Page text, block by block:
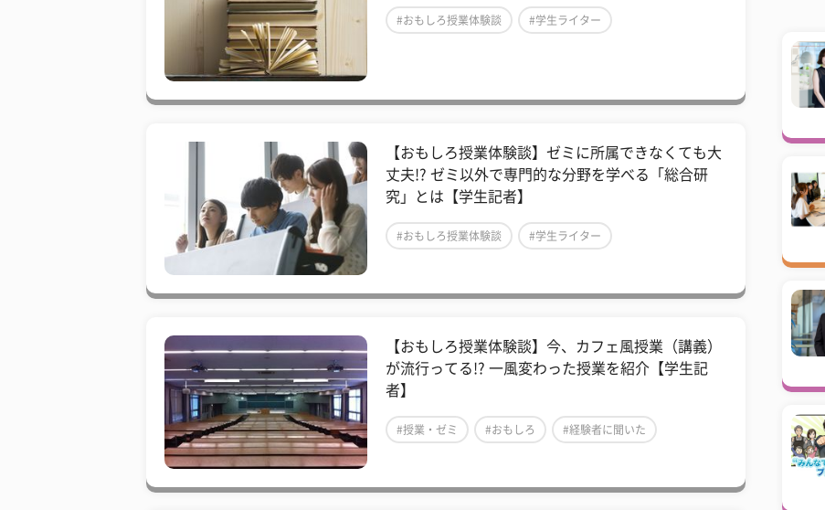
#おもしろ授業体験談 #学生ライター
【おもしろ授業体験談】ゼミに所属できなくても大
丈夫!? ゼミ以外で専門的な分野を学べる「総合研
究」とは【学生記者】
#おもしろ授業体験談 #学生ライター
【おもしろ授業体験談】今、カフェ風授業（講義）
が流行ってる!? 一風変わった授業を紹介【学生記
者】
#授業・ゼミ #おもしろ #経験者に聞いた